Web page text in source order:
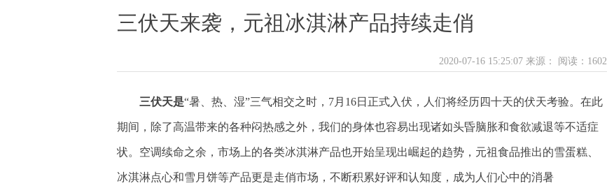
三伏天来袭，元祖冰淇淋产品持续走俏
2020-07-16 15:25:07 来源： 阅读：1602
三伏天是“暑、热、湿”三气相交之时，7月16日正式入伏，人们将经历四十天的伏天考验。在此
期间，除了高温带来的各种闷热感之外，我们的身体也容易出现诸如头昏脑胀和食欲减退等不适症
状。空调续命之余，市场上的各类冰淇淋产品也开始呈现出崛起的趋势，元祖食品推出的雪蛋糕、
冰淇淋点心和雪月饼等产品更是走俏市场，不断积累好评和认知度，成为人们心中的消暑